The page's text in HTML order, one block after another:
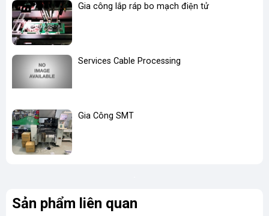
Gia công lắp ráp bo mạch điện tử
Services Cable Processing
Gia Công SMT
Sản phẩm liên quan